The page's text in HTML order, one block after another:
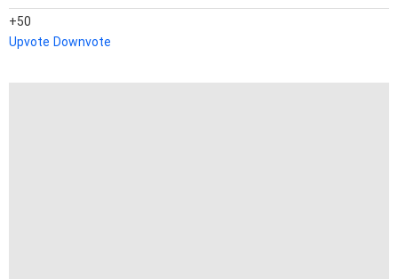
50
Upvote Downvote